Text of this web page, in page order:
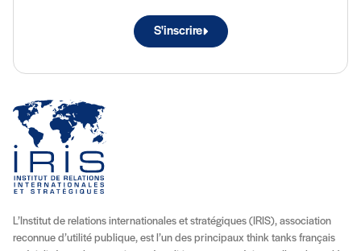
S'inscrire
L’Institut de relations internationales et stratégiques (IRIS), association
reconnue d’utilité publique, est l’un des principaux think tanks français